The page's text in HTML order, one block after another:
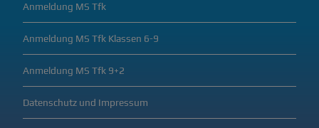
Anmeldung MS Tfk
Anmeldung MS Tfk Klassen 6-9
Anmeldung MS Tfk 9+2
Datenschutz und Impressum